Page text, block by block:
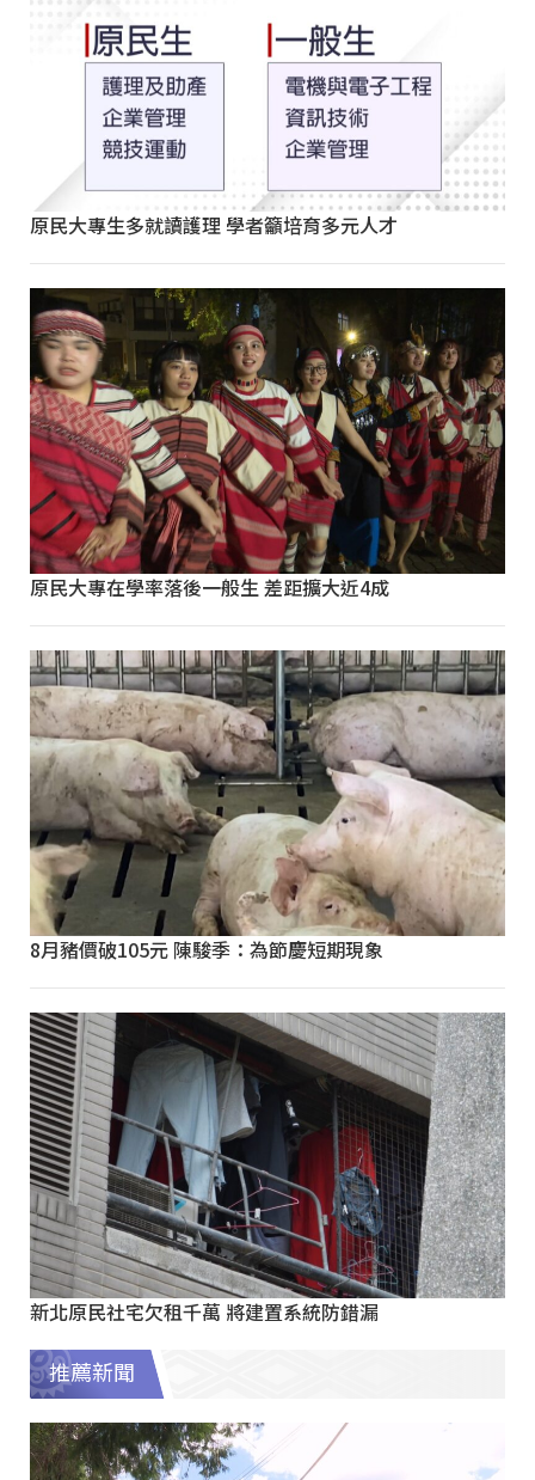
原民大專生多就讀護理 學者籲培育多元人才
原民大專在學率落後一般生 差距擴大近4成
8月豬價破105元 陳駿季：為節慶短期現象
新北原民社宅欠租千萬 將建置系統防錯漏
推薦新聞